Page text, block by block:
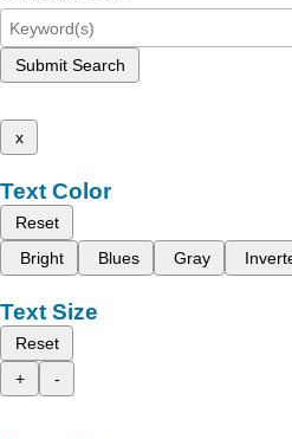
Submit Search
x
Text Color
Reset
Bright
Blues Gray
Text Size
Reset
+
-